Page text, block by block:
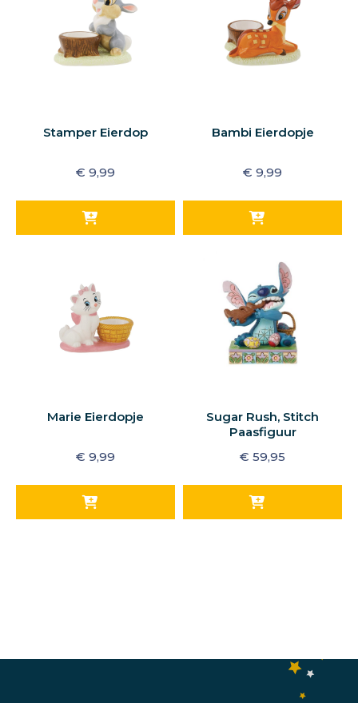
Stamper Eierdop
€ 9,99
Bambi Eierdopje
€ 9,99
Marie Eierdopje
€ 9,99
Sugar Rush, Stitch
Paasfiguur
€ 59,95